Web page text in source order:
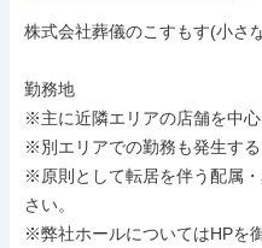
株式会社葬儀のこすもす(小さ
勤務地
※主に近隣エリアの店舗を中心
※別エリアでの勤務も発生する
※原則として転居を伴う配属
さい。
※弊社ホールについてはHPを